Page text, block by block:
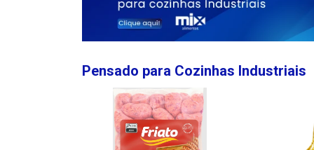
Pensado para Cozinhas Industriais